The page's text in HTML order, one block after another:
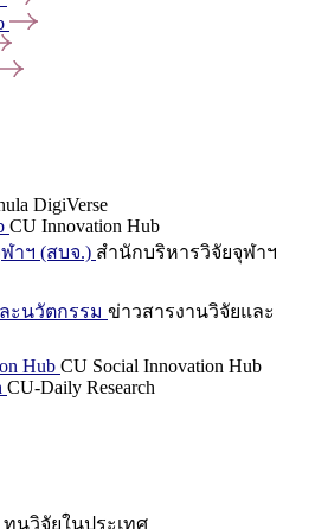
DigiVerse
CU Innovation Hub
าฯ (สบจ.) สำนักบริหารวิจัยจุฬาฯ
ะนวัตกรรม ข่าวสารงานวิจัยและ
Hub CU Social Innovation Hub
CU-Daily Research
ทุนวิจัยในประเทศ